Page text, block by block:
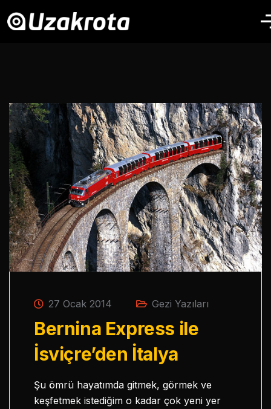
27 Ocak 2014 Gezi Yazıları
Bernina Express ile
İsviçre’den İtalya
Şu ömrü hayatımda gitmek, görmek ve
keşfetmek istediğim o kadar çok yeni yer